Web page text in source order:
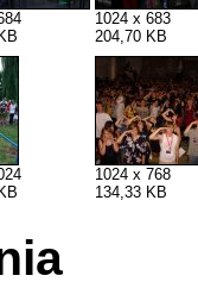
1024 x 683
204,70 KB
1024 x 768
134,33 KB